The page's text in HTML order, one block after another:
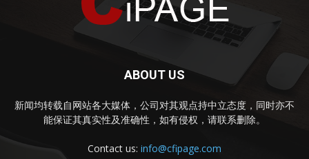
ABOUT US
新闻均转载自网站各大媒体，公司对其观点持中立态度，同时亦不
能保证其真实性及准确性，如有侵权，请联系删除。
Contact us: info@cfipage.com